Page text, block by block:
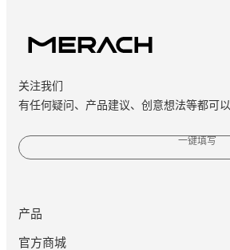
关注我们
有任何疑问、产品建议、创意想法等都可以
一键填写
产品
官方商城